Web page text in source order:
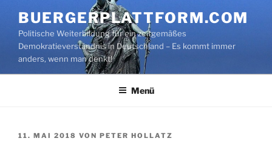
Inhalt
springen
BUERGERPLATTFORM.COM
Politische Weiterbildung für ein zeitgemäßes
Demokratieverständnis in Deutschland – Es kommt immer
anders, wenn man denkt!
Menü
VERÖFFENTLICHT
11. MAI 2018 VON PETER HOLLATZ